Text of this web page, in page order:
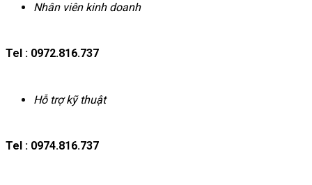
Nhân viên kinh doanh
Tel : 0972.816.737
Hỗ trợ kỹ thuật
Tel : 0974.816.737